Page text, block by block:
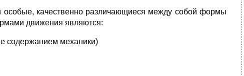
особые, качественно различающиеся между собой формы
движения являются:
содержанием механики)